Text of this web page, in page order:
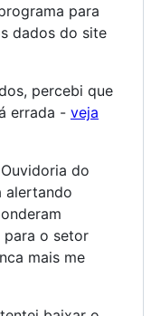
para
dados do site
percebi que
errada - veja
do
alertando
para o setor
mais me